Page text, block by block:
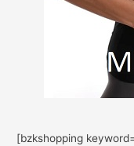
[bzkshopping